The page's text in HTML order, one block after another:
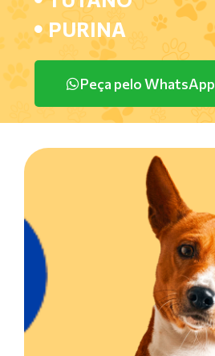
PURINA
Peça pelo WhatsApp